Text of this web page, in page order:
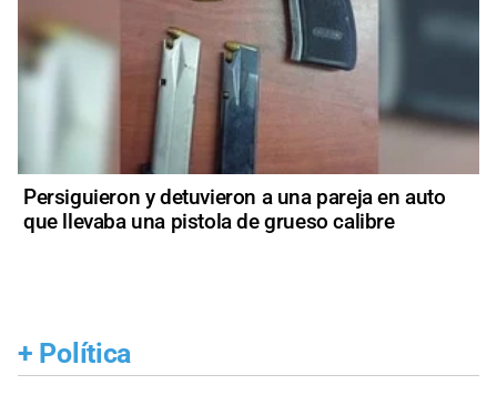
Persiguieron y detuvieron a una pareja en auto
que llevaba una pistola de grueso calibre
+ Política